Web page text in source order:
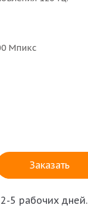
Мпикс
5 рабочих дней.